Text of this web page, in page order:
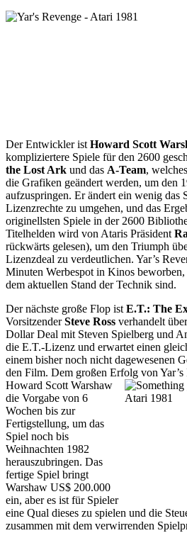
Der Entwickler istHoward Scott
kompliziertere Spiele für den 2600
the Lost Ark und das A-Team,
die Grafiken geändert werden, um den
aufzuspringen. Er ändert ein wenig das
Lizenzrechte zu umgehen, und das
originellsten Spiele in der 2600
Titelhelden wird von Ataris Präsident
rückwärts gelesen), um den Triumph
Lizenzdeal zu verdeutlichen. Yar’s
Minuten Werbespot in Kinos
dem aktuellen Stand der Technik sind.
Der nächste große Flop istE.T.: The
VorsitzenderSteve Ross verhandelt
Dollar Deal mit Steven Spielberg und
die E.T.-Lizenz und erwartet einen
einem bisher noch nicht dagewesenen
den Film. Dem großen Erfolg von
Howard Scott Warshaw
die Vorgabe von 6
Wochen bis zur
Fertigstellung, um das
Spiel noch bis
Weihnachten 1982
herauszubringen. Das
fertige Spiel bringt
Warshaw US$ 200.000
ein, aber es ist für Spieler
eine Qual dieses zu spielen und die
zusammen mit dem verwirrenden